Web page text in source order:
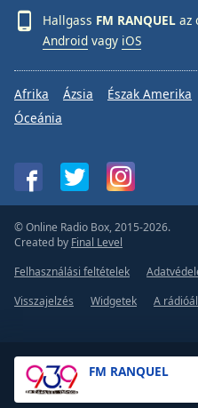
FM RANQUEL
Hallgass FM RANQUEL az
Android vagy iOS
Afrika Ázsia Észak Amerika
Óceánia
© Online Radio Box, 2015-2026.
Created by Final Level
Felhasználási feltételek
Visszajelzés
Widgetek A